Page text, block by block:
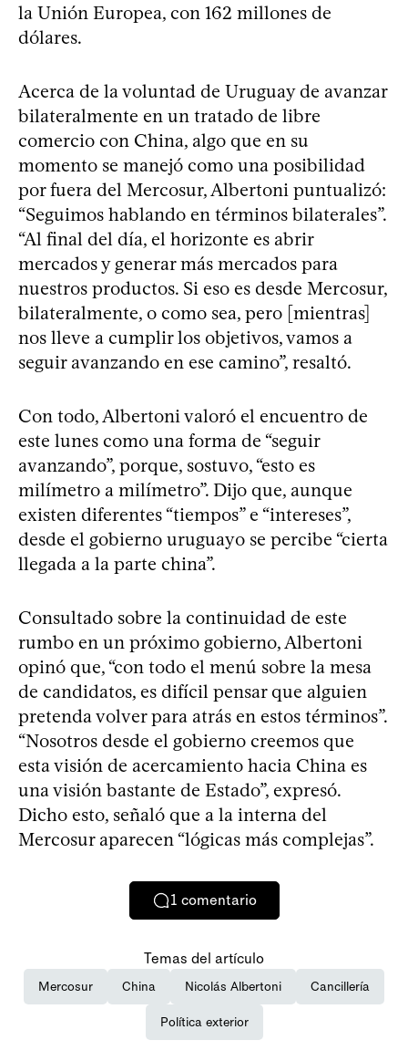
la Unión Europea, con 162 millones de
dólares.
Acerca de la voluntad de Uruguay de avanzar
bilateralmente en un tratado de libre
comercio con China, algo que en su
momento se manejó como una posibilidad
por fuera del Mercosur, Albertoni puntualizó:
“Seguimos hablando en términos bilaterales”.
“Al final del día, el horizonte es abrir
mercados y generar más mercados para
nuestros productos. Si eso es desde Mercosur,
bilateralmente, o como sea, pero [mientras]
nos lleve a cumplir los objetivos, vamos a
seguir avanzando en ese camino”, resaltó.
Con todo, Albertoni valoró el encuentro de
este lunes como una forma de “seguir
avanzando”, porque, sostuvo, “esto es
milímetro a milímetro”. Dijo que, aunque
existen diferentes “tiempos” e “intereses”,
desde el gobierno uruguayo se percibe “cierta
llegada a la parte china”.
Consultado sobre la continuidad de este
rumbo en un próximo gobierno, Albertoni
opinó que, “con todo el menú sobre la mesa
de candidatos, es difícil pensar que alguien
pretenda volver para atrás en estos términos”.
“Nosotros desde el gobierno creemos que
esta visión de acercamiento hacia China es
una visión bastante de Estado”, expresó.
Dicho esto, señaló que a la interna del
Mercosur aparecen “lógicas más complejas”.
1 comentario
Temas del artículo
Mercosur China Nicolás Albertoni Cancillería
Política exterior